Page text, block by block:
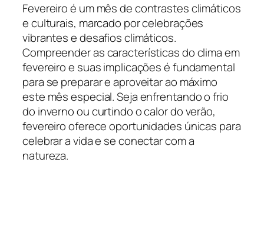
Fevereiro é um mês de contrastes climáticos
e culturais, marcado por celebrações
vibrantes e desafios climáticos.
Compreender as características do clima em
fevereiro e suas implicações é fundamental
para se preparar e aproveitar ao máximo
este mês especial. Seja enfrentando o frio
do inverno ou curtindo o calor do verão,
fevereiro oferece oportunidades únicas para
celebrar a vida e se conectar com a
natureza.